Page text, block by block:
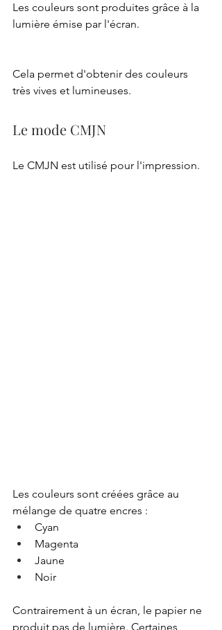
Les couleurs sont produites grâce à la
lumière émise par l'écran.
Cela permet d'obtenir des couleurs
très vives et lumineuses.
Le mode CMJN
Le CMJN est utilisé pour l'impression.
Les couleurs sont créées grâce au
mélange de quatre encres :
Cyan
Magenta
Jaune
Noir
Contrairement à un écran, le papier ne
produit pas de lumière. Certaines